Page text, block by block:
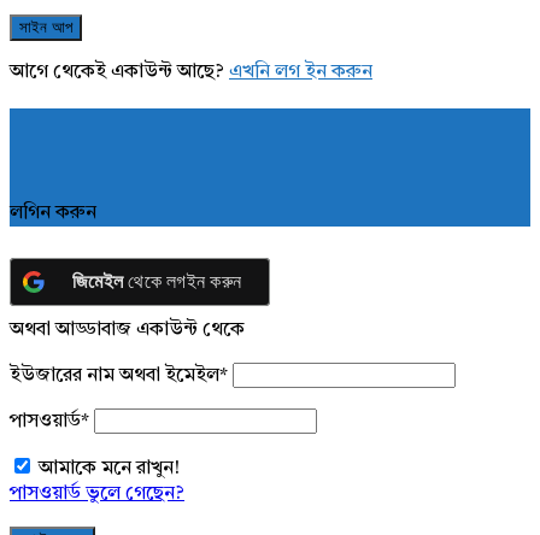
আগে থেকেই একাউন্ট আছে? এখনি লগ ইন করুন
লগিন করুন
জিমেইলথেকে লগইন করুন
অথবা আড্ডাবাজ একাউন্ট থেকে
ইউজারের নাম অথবা ইমেইল*
পাসওয়ার্ড*
আমাকে মনে রাখুন!
পাসওয়ার্ড ভুলে গেছেন?